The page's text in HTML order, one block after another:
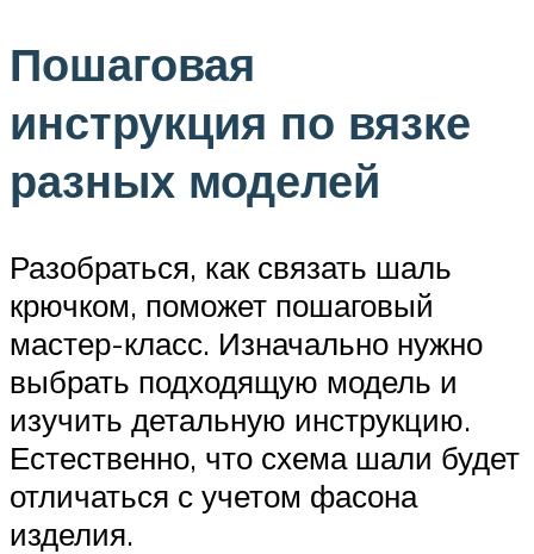
Пошаговая
инструкция по вязке
разных моделей
Разобраться, как связать шаль
крючком, поможет пошаговый
мастер-класс. Изначально нужно
выбрать подходящую модель и
изучить детальную инструкцию.
Естественно, что схема шали будет
отличаться с учетом фасона
изделия.